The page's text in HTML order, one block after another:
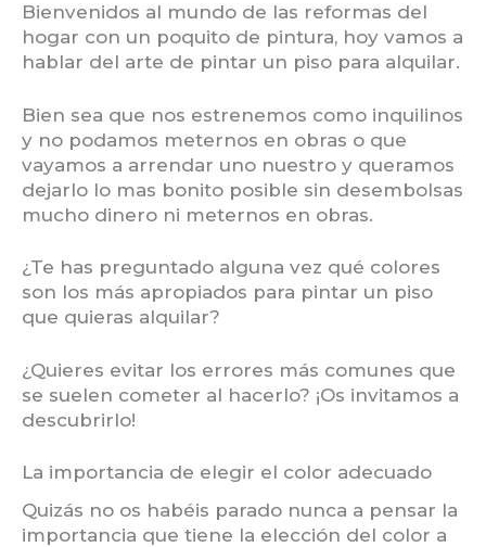
Bienvenidos al mundo de las reformas del
hogar con un poquito de pintura, hoy vamos a
hablar del arte de pintar un piso para alquilar.
Bien sea que nos estrenemos como inquilinos
y no podamos meternos en obras o que
vayamos a arrendar uno nuestro y queramos
dejarlo lo mas bonito posible sin desembolsas
mucho dinero ni meternos en obras.
¿Te has preguntado alguna vez qué colores
son los más apropiados para pintar un piso
que quieras alquilar?
¿Quieres evitar los errores más comunes que
se suelen cometer al hacerlo? ¡Os invitamos a
descubrirlo!
La importancia de elegir el color adecuado
Quizás no os habéis parado nunca a pensar la
importancia que tiene la elección del color a